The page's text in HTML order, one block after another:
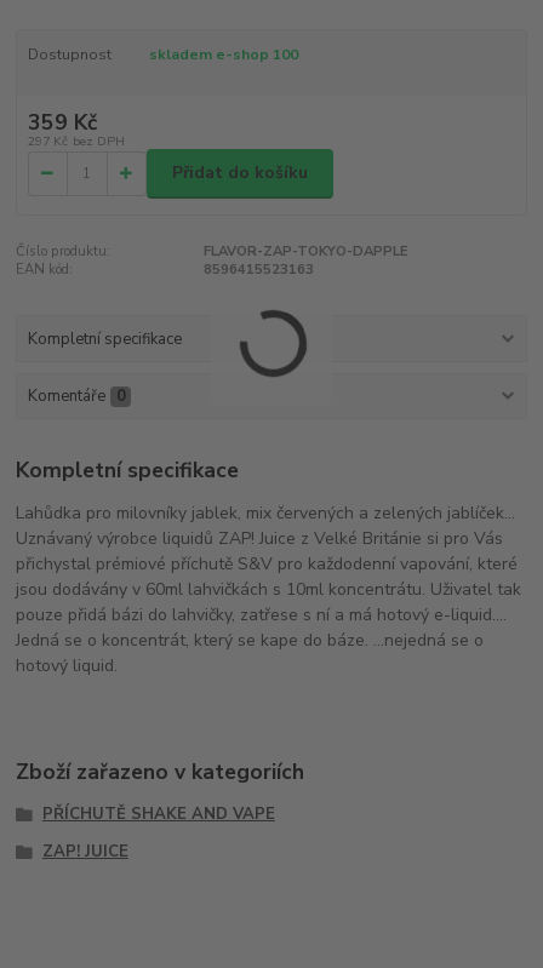
Dostupnost skladem e-shop 100
359 Kč
297 Kč bez DPH
Přidat do košíku
Číslo produktu:
FLAVOR-ZAP-TOKYO-DAPPLE
EAN kód:
8596415523163
Kompletní specifikace
Komentáře 0
Kompletní specifikace
Lahůdka pro milovníky jablek, mix červených a zelených jablíček...
Uznávaný výrobce liquidů ZAP! Juice z Velké Británie si pro Vás
přichystal prémiové příchutě S&V pro každodenní vapování, které
jsou dodávány v 60ml lahvičkách s 10ml koncentrátu. Uživatel tak
pouze přidá bázi do lahvičky, zatřese s ní a má hotový e-liquid....
Jedná se o koncentrát, který se kape do báze. ...nejedná se o
hotový liquid.
Zboží zařazeno v kategoriích
PŘÍCHUTĚ SHAKE AND VAPE
ZAP! JUICE